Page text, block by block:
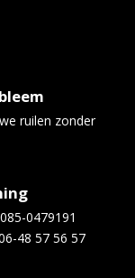
ruilen zonder
0479191
48 57 56 57